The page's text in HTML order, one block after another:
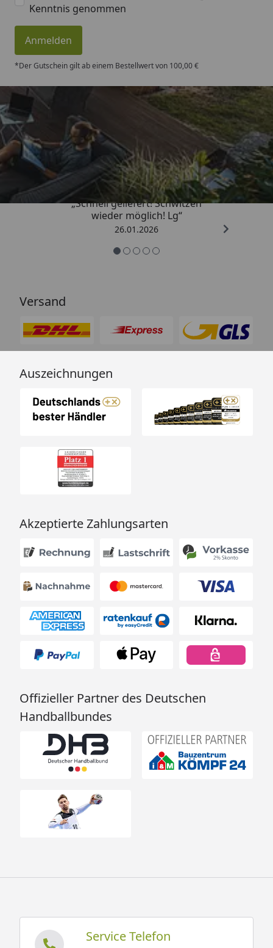
Kenntnis genommen
Anmelden
*Der Gutschein gilt ab einem Bestellwert von 100,00 €
Trusted Shops
„Schnell geliefert! Schwitzen
wieder möglich! Lg“
26.01.2026
Versand
Auszeichnungen
Akzeptierte Zahlungsarten
Offizieller Partner des Deutschen
Handballbundes
Service Telefon